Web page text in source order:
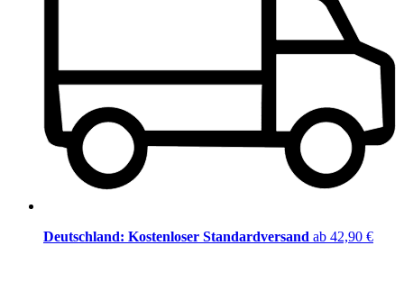
Deutschland: Kostenloser Standardversand ab 42,90 €